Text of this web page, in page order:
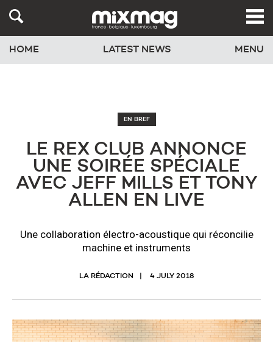
HOME LATEST NEWS MENU
EN BREF
LE ​REX CLUB ANNONCE
UNE SOIRÉE SPÉCIALE
AVEC JEFF MILLS ET TONY
ALLEN EN LIVE
Une collaboration électro-acoustique qui réconcilie
machine et instruments
LA RÉDACTION 4 JULY 2018